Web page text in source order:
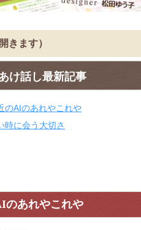
きます）
け話し最新記事
のAIのあれやこれや
時に会う大切さ
のあれやこれや